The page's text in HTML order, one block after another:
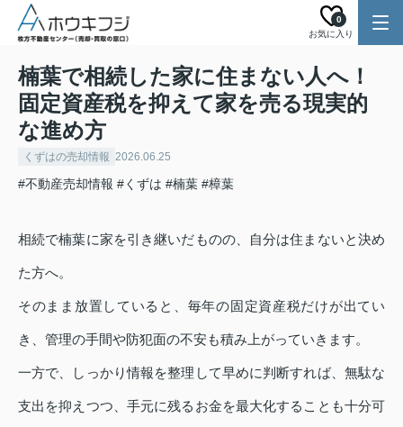
お気に入り
0
楠葉で相続した家に住まない人へ！
固定資産税を抑えて家を売る現実的
な進め方
くずはの売却情報 2026.06.25
#不動産売却情報 #くずは #楠葉 #樟葉
相続で楠葉に家を引き継いだものの、自分は住まないと決め
た方へ。
そのまま放置していると、毎年の固定資産税だけが出てい
き、管理の手間や防犯面の不安も積み上がっていきます。
一方で、しっかり情報を整理して早めに判断すれば、無駄な
支出を抑えつつ、手元に残るお金を最大化することも十分可